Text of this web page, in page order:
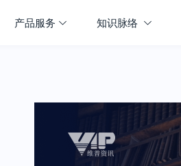
产品服务 知识脉络